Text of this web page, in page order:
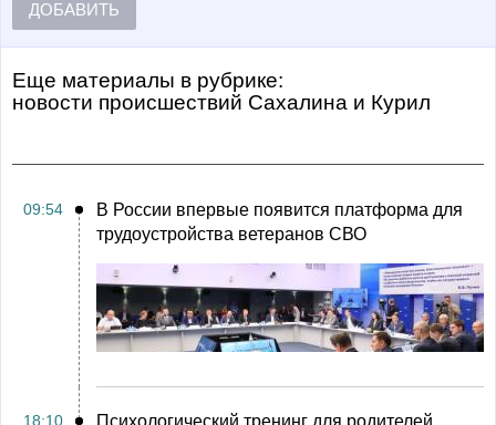
ДОБАВИТЬ
Еще материалы в рубрике:
Новости происшествий Сахалина и Курил
09:54
В России впервые появится платформа для
трудоустройства ветеранов СВО
18:10
Психологический тренинг для родителей